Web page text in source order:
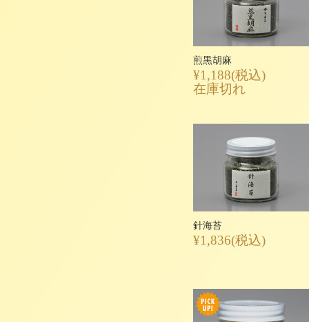
煎黒胡麻
¥1,188(税込)
在庫切れ
針海苔
¥1,836(税込)